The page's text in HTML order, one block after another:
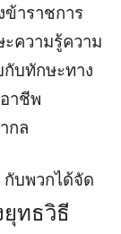
าราชการ
ความรู้ความ
บทักษะทาง
าชีพ
กล
กับพวกได้จัด
ทธวิธี